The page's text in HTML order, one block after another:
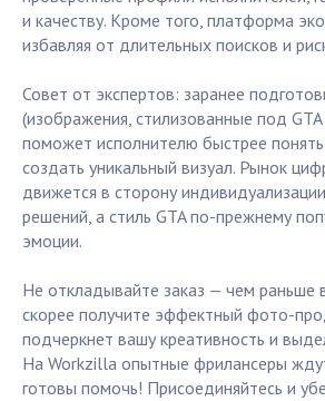
и качеству. Кроме того, платформа
избавляя от длительных поисков и
Совет от экспертов: заранее
(изображения, стилизованные под
поможет исполнителю быстрее
создать уникальный визуал. Рынок
движется в сторону
решений, а стиль GTA по-прежнему
эмоции.
Не откладывайте заказ — чем раньше
скорее получите эффектный фото-
подчеркнет вашу креативность и
На Workzilla опытные фрилансеры
готовы помочь! Присоединяйтесь и